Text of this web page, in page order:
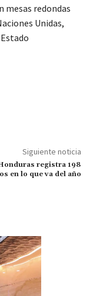
mesas redondas
Unidas,
Siguiente noticia
registra 198
en lo que va del año